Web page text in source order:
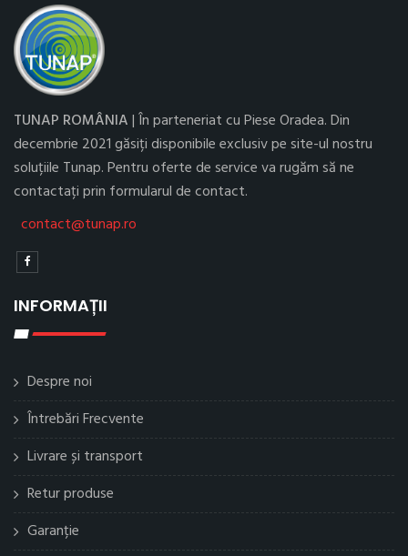
TUNAP ROMÂNIA| În parteneriat cu Piese Oradea. Din
decembrie 2021 găsiți disponibile exclusiv pe site-ul nostru
soluțiile Tunap. Pentru oferte de service va rugăm să ne
contactați prin formularul de contact.
contact@tunap.ro
INFORMAȚII
Despre noi
Întrebări Frecvente
Livrare și transport
Retur produse
Garanție